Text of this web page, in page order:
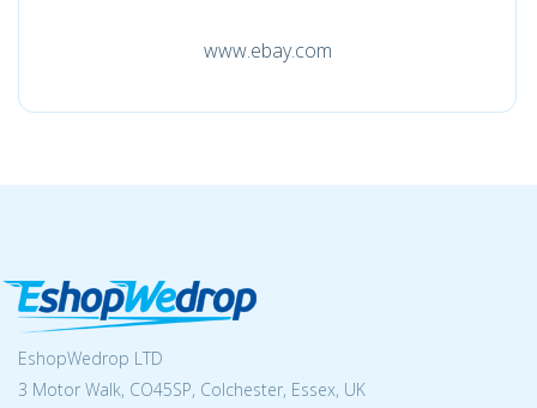
www.ebay.com
EshopWedrop LTD
3 Motor Walk, CO45SP, Colchester, Essex, UK